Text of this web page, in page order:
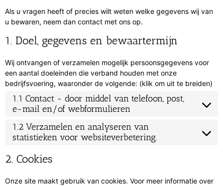
Als u vragen heeft of precies wilt weten welke gegevens wij van
u bewaren, neem dan contact met ons op.
1. Doel, gegevens en bewaartermijn
Wij ontvangen of verzamelen mogelijk persoonsgegevens voor
een aantal doeleinden die verband houden met onze
bedrijfsvoering, waaronder de volgende: (klik om uit te breiden)
1.1 Contact - door middel van telefoon, post,
e-mail en/of webformulieren
1.2 Verzamelen en analyseren van
statistieken voor websiteverbetering.
2. Cookies
Onze site maakt gebruik van cookies. Voor meer informatie over